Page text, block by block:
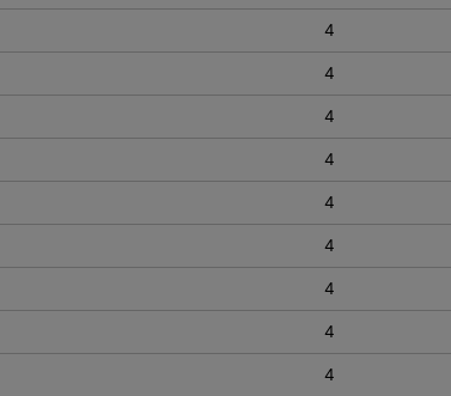
4
4
4
4
4
4
4
4
4